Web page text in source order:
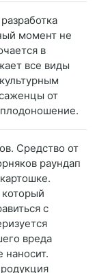
момент не
в
все виды
от
Средство от
раундап
с
вреда
наносит.